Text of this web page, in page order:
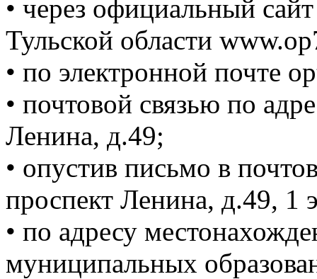
• через официальный
Тульской области
• по электронной почте
• почтовой связью по
Ленина, д.49;
• опустив письмо в
проспект Ленина, д.49, 1
• по адресу
муниципальных